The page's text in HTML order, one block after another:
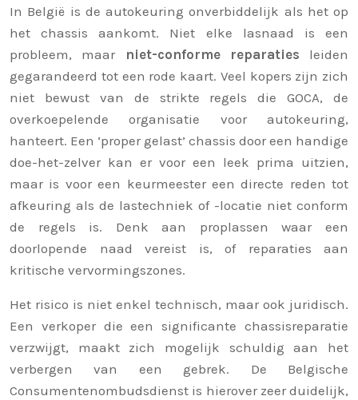
In België is de autokeuring onverbiddelijk als het op
het chassis aankomt. Niet elke lasnaad is een
probleem, maar
niet-conforme reparaties leiden
gegarandeerd tot een rode kaart. Veel kopers zijn zich
niet bewust van de strikte regels die GOCA, de
overkoepelende organisatie voor autokeuring,
hanteert. Een ‘proper gelast’ chassis door een handige
doe-het-zelver kan er voor een leek prima uitzien,
maar is voor een keurmeester een directe reden tot
afkeuring als de lastechniek of -locatie niet conform
de regels is. Denk aan proplassen waar een
doorlopende naad vereist is, of reparaties aan
kritische vervormingszones.
Het risico is niet enkel technisch, maar ook juridisch.
Een verkoper die een significante chassisreparatie
verzwijgt, maakt zich mogelijk schuldig aan het
verbergen van een gebrek. De Belgische
Consumentenombudsdienst is hierover zeer duidelijk,